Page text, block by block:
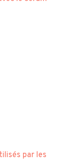
par les